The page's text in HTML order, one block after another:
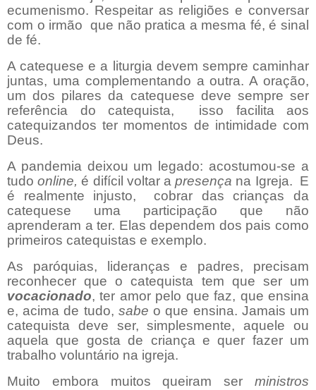
ecumenismo. Respeitar as religiões e conversar
com o irmão que não pratica a mesma fé, é sinal
de fé.
A catequese e a liturgia devem sempre caminhar
juntas, uma complementando a outra. A oração,
um dos pilares da catequese deve sempre ser
referência do catequista,
isso facilita aos
catequizandos ter momentos de intimidade com
Deus.
A pandemia deixou um legado: acostumou-se a
tudoonline,é difícil voltar apresença na Igreja. E
é realmente injusto,
cobrar das crianças da
catequese uma participação que não
aprenderam a ter. Elas dependem dos pais como
primeiros catequistas e exemplo.
As paróquias, lideranças e padres, precisam
reconhecer que o catequista tem que ser um
vocacionado, ter amor pelo que faz, que ensina
e, acima de tudo, sabe o que ensina. Jamais um
catequista deve ser, simplesmente, aquele ou
aquela que gosta de criança e quer fazer um
trabalho voluntário na igreja.
Muito embora muitos queiram ser ministros